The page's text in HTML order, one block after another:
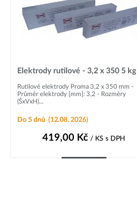
Elektrody rutilové - 3,2 x 350 5 kg
Rutilové elektrody Proma 3,2 x 350 mm -
Průměr elektrody [mm]: 3,2 - Rozměry
(ŠxVxH)...
Do 5 dnů (12.08. 2026)
419,00 Kč / KS s DPH